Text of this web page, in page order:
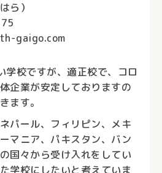
ら）
gaigo.com
学校ですが、適正校で、コロ
企業が安定しておりますの
ます。
パール、フィリピン、メキ
マニア、パキスタン、バン
国々から受け入れをしてい
学校にしたいと考えていま